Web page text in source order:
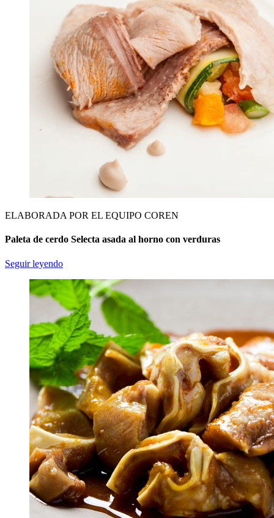
ELABORADA POR EL EQUIPO COREN
Paleta de cerdo Selecta asada al horno con verduras
Seguir leyendo